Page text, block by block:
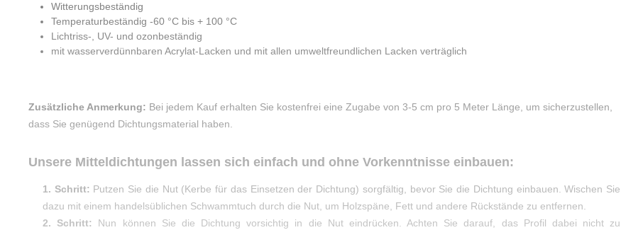
Witterungsbeständig
Temperaturbeständig -60 °C bis + 100 °C
Lichtriss-, UV- und ozonbeständig
mit wasserverdünnbaren Acrylat-Lacken und mit allen umweltfreundlichen Lacken verträglich
Zusätzliche Anmerkung: Bei jedem Kauf erhalten Sie kostenfrei eine Zugabe von 3-5 cm pro 5 Meter Länge, um sicherzustellen,
dass Sie genügend Dichtungsmaterial haben.
Unsere Mitteldichtungen lassen sich einfach und ohne Vorkenntnisse einbauen:
1. Schritt: Putzen Sie die Nut (Kerbe für das Einsetzen der Dichtung) sorgfältig, bevor Sie die Dichtung einbauen. Wischen Sie
dazu mit einem handelsüblichen Schwammtuch durch die Nut, um Holzspäne, Fett und andere Rückstände zu entfernen.
2. Schritt:
Nun können Sie die Dichtung vorsichtig in die Nut eindrücken. Achten Sie darauf, das Profil dabei nicht zu